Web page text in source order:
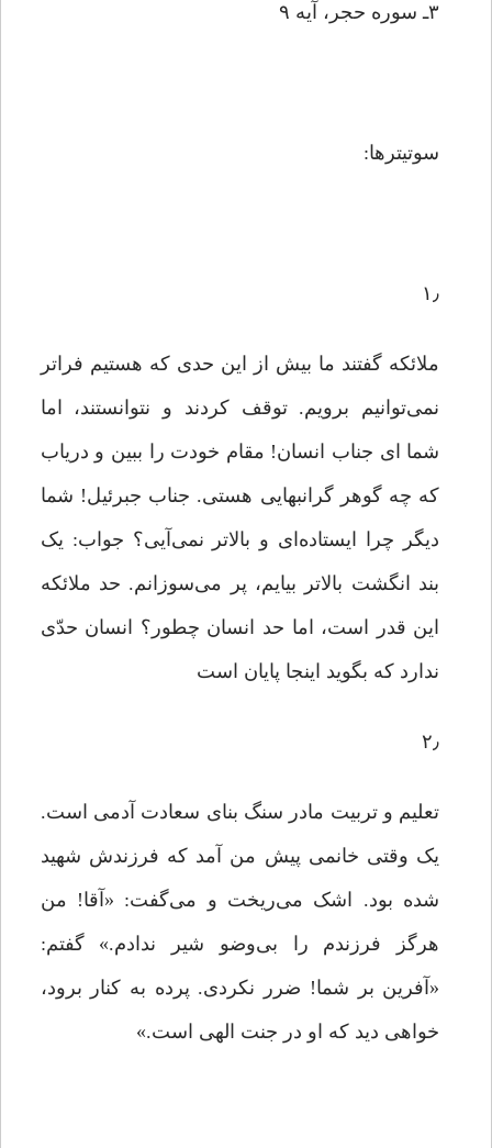
۳ـ سوره حجر، آیه ۹
سوتیترها:
۱٫
ملائکه گفتند ما بیش از این حدی که هستیم فراتر
نمی‌توانیم برویم. توقف کردند و نتوانستند، اما
شما ای جناب انسان! مقام خودت را ببین و دریاب
که چه گوهر گرانبهایی هستی. جناب جبرئیل! شما
دیگر چرا ایستاده‌ای و بالاتر نمی‌آیی؟ جواب: یک
بند انگشت بالاتر بیایم، پر می‌سوزانم. حد ملائکه
این ‌قدر است، اما حد انسان چطور؟ انسان حدّی
ندارد که بگوید اینجا پایان است
۲٫
تعلیم و تربیت مادر سنگ بنای سعادت آدمی است.
یک وقتی خانمی پیش من آمد که فرزندش شهید
شده بود. اشک می‌ریخت و می‌گفت: «آقا! من
هرگز فرزندم را بی‌وضو شیر ندادم.» گفتم:
«آفرین بر شما! ضرر نکردی. پرده به کنار برود،
خواهی دید که او در جنت الهی است.»